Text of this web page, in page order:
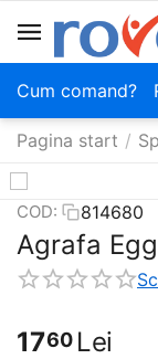
Cum comand?
Pagina start /
COD: 814680
Agrafa
1760 Lei